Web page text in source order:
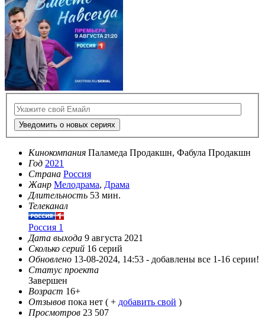
Уведомить о новых сериях
Кинокомпания Паламеда Продакшн, Фабула Продакшн
Год 2021
Страна Россия
Жанр Мелодрама, Драма
Длительность 53 мин.
Телеканал
Россия 1
Дата выхода 9 августа 2021
Сколько серий 16 серий
Обновлено 13-08-2024, 14:53 - добавлены все 1-16 серии!
Статус проекта
Завершен
Возраст 16+
Отзывов пока нет ( + добавить свой )
Просмотров 23 507